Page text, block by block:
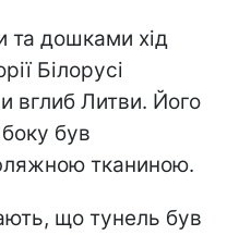
та дошками хід
Білорусі
вглиб Литви. Його
боку був
тканиною.
що тунель був